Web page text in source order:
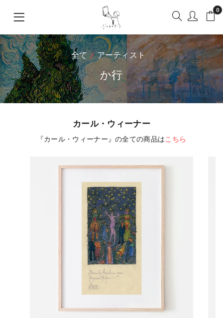
0
全て アーティスト
か行
カール・ウィーナー
『カール・ウィーナー』の全ての商品はこちら